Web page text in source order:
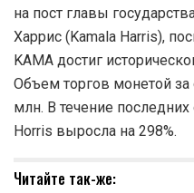
на пост главы
Харрис (Kamala Harris),
KAMA достиг
Объем торгов монетой за
млн. В течение
Horris выросла на 298%.
Читайте так-же: